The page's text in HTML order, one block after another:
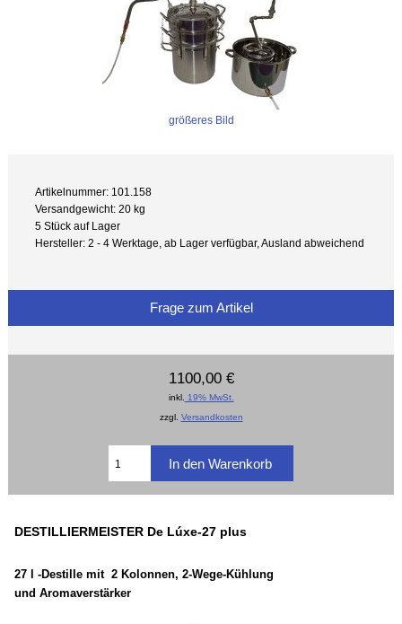
größeres Bild
Artikelnummer: 101.158
Versandgewicht: 20 kg
5 Stück auf Lager
Hersteller: 2 - 4 Werktage, ab Lager verfügbar, Ausland abweichend
Frage zum Artikel
1100,00 €
inkl. 19% MwSt.
zzgl. Versandkosten
DESTILLIERMEISTER De Lúxe-27 plus
27 l -Destille mit 2 Kolonnen, 2-Wege-Kühlung
und Aromaverstärker